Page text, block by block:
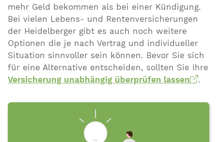
mehr Geld bekommen als bei einer Kündigung.
Bei vielen Lebens- und Rentenversicherungen
der Heidelberger gibt es auch noch weitere
Optionen die je nach Vertrag und individueller
Situation sinnvoller sein können. Bevor Sie sich
für eine Alternative entscheiden, sollten Sie Ihre
Versicherung unabhängig überprüfen lassen
.